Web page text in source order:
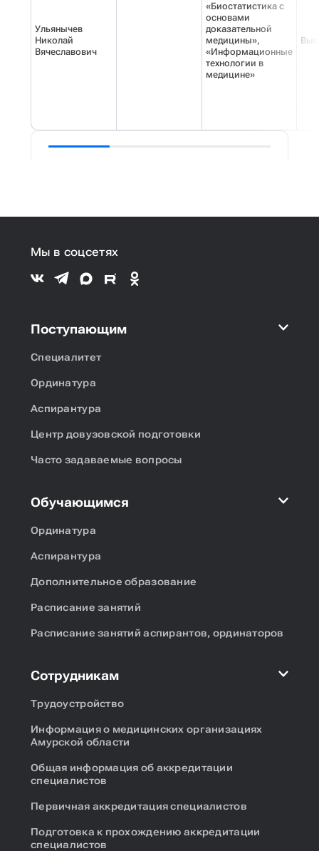
Ульянычев
Николай
Вячеславович
«Биостатистика с
основами
доказательной
медицины»,
«Информационные
технологии в
медицине»
Мы в соцсетях
Поступающим
Специалитет
Ординатура
Аспирантура
Центр довузовской подготовки
Часто задаваемые вопросы
Обучающимся
Ординатура
Аспирантура
Дополнительное образование
Расписание занятий
Расписание занятий аспирантов, ординаторов
Сотрудникам
Трудоустройство
Информация о медицинских организациях
Амурской области
Общая информация об аккредитации
специалистов
Первичная аккредитация специалистов
Подготовка к прохождению аккредитации
специалистов